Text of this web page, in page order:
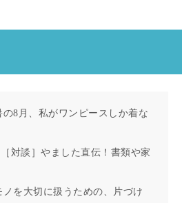
の8月、私がワンピースしか着な
［対談］やました直伝！書類や家
ノを大切に扱うための、片づけ